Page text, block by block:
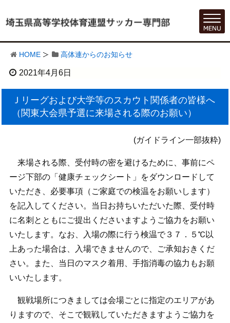
HOME 高体連からのお知らせ
2021年4月6日
Ｊリーグおよび大学等のスカウト関係者の皆様へ
（関東大会県予選に来場される際のお願い）
(ガイドライン一部抜粋)
来場される際、受付時の密を避けるために、事前にペ
ージ下部の「健康チェックシート」をダウンロードして
いただき、必要事項（ご家庭での検温をお願いします）
を記入してください。当日お持ちいただいた際、受付時
に名刺とともにご提出くださいますようご協力をお願い
いたします。なお、入場の際に行う検温で３７．５℃以
上あった場合は、入場できませんので、ご承知おきくだ
さい。また、当日のマスク着用、手指消毒の協力もお願
いいたします。
観戦場所につきましては会場ごとに指定のエリアがあ
りますので、そこで観戦していただきますようご協力を